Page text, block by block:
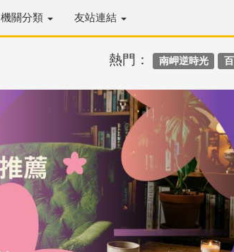
機關分類 友站連結
熱門： 南岬逆時光